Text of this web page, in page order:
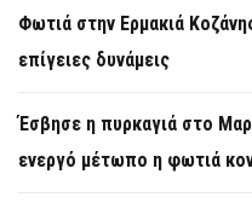
Φωτιά στην Ερμακιά
επίγειες δυνάμεις
Έσβησε η πυρκαγιά στο
ενεργό μέτωπο η φωτιά